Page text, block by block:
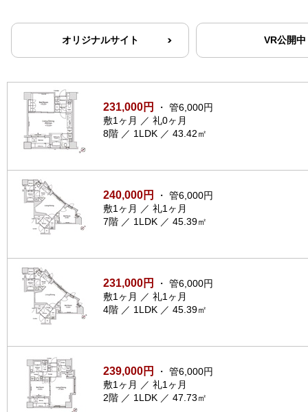
オリジナルサイト VR公開中
231,000円
・ 管6,000円
敷1ヶ月 ／ 礼0ヶ月
8階 ／ 1LDK ／ 43.42㎡
240,000円
・ 管6,000円
敷1ヶ月 ／ 礼1ヶ月
7階 ／ 1LDK ／ 45.39㎡
231,000円
・ 管6,000円
敷1ヶ月 ／ 礼1ヶ月
4階 ／ 1LDK ／ 45.39㎡
239,000円
・ 管6,000円
敷1ヶ月 ／ 礼1ヶ月
2階 ／ 1LDK ／ 47.73㎡